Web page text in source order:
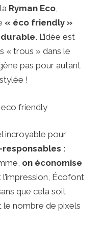
Ryman Eco,
« éco friendly »
L’idée est
« trous » dans le
pas pour autant
!
incroyable pour
:
on économise
l’impression, Écofont
que cela soit
le nombre de pixels